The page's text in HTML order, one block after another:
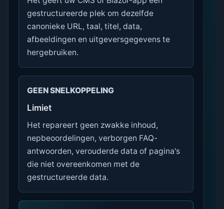
gestructureerde plek om dezelfde
canonieke URL, taal, titel, data,
afbeeldingen en uitgeversgegevens te
hergebruiken.
GEEN SNELKOPPELING
Limiet
Het repareert geen zwakke inhoud,
nepbeoordelingen, verborgen FAQ-
antwoorden, verouderde data of pagina's
die niet overeenkomen met de
gestructureerde data.